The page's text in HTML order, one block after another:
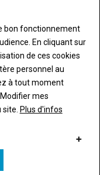
saturerle
performer en
au rendez-vous et il
Se contenter de
et « la place du
un bon
s’envisager pour
bon fonctionnement
En cliquant sur
de ces cookies
personnel au
à tout moment
mes
Plus d'infos